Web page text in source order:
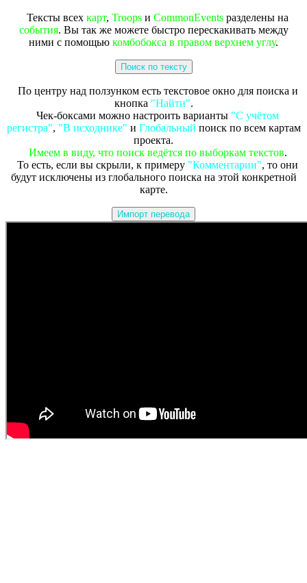
Тексты всех карт, Troops и CommonEvents разделены на
события. Вы так же можете быстро перескакивать между
ними с помощью комбобокса в правом верхнем углу.
Поиск по тексту
По центру над ползунком есть текстовое окно для поиска и
кнопка "Найти".
Чек-боксами можно настроить варианты "С учётом
регистра", "В исходнике" и Глобальный поиск по всем картам
проекта.
Имеем в виду, что поиск ведётся по выборкам текстов.
То есть, если вы скрыли, к примеру "Комментарии", то они
будут исключены из глобального поиска на этой конкретной
карте.
Импорт перевода